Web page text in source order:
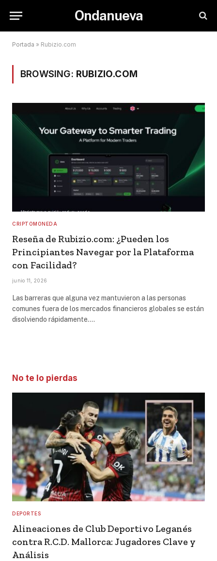
Ondanueva
Portada » Rubizio.com
BROWSING: RUBIZIO.COM
CRIPTOMONEDA
Reseña de Rubizio.com: ¿Pueden los
Principiantes Navegar por la Plataforma
con Facilidad?
junio 11, 2026
Las barreras que alguna vez mantuvieron a las personas
comunes fuera de los mercados financieros globales se están
disolviendo rápidamente.…
No te lo pierdas
DEPORTES
Alineaciones de Club Deportivo Leganés
contra R.C.D. Mallorca: Jugadores Clave y
Análisis